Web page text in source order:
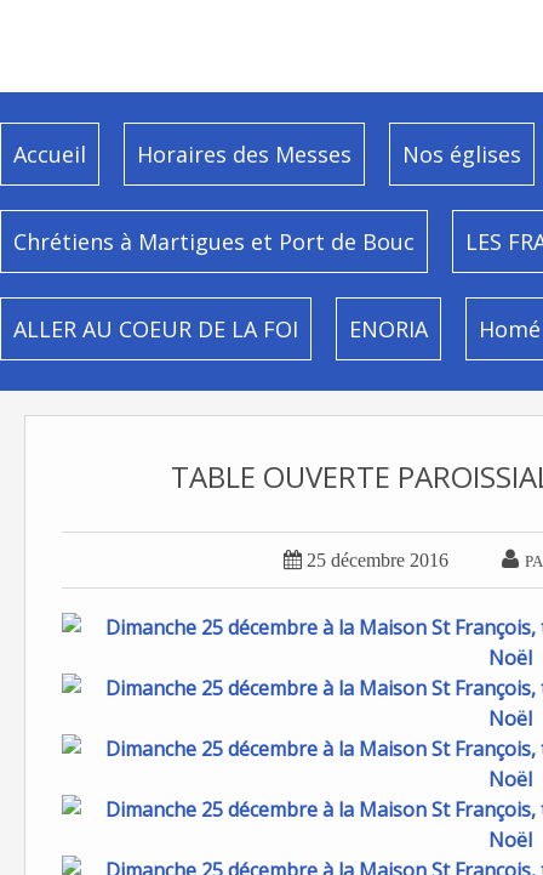
Accueil Horaires des Messes Nos églises
Chrétiens à Martigues et Port de Bouc LES
ALLER AU COEUR DE LA FOI ENORIA
TABLE OUVERTE
 25 décembre 2016 